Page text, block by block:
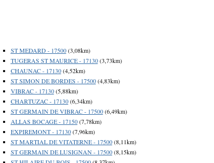
ST MEDARD - 17500(3,08km)
TUGERAS ST MAURICE - 17130(3,73km)
CHAUNAC - 17130(4,52km)
ST SIMON DE BORDES - 17500(4,83km)
VIBRAC - 17130(5,88km)
CHARTUZAC - 17130(6,34km)
ST GERMAIN DE VIBRAC - 17500(6,49km)
ALLAS BOCAGE - 17150(7,78km)
EXPIREMONT - 17130(7,96km)
ST MARTIAL DE VITATERNE - 17500(8,11km)
ST GERMAIN DE LUSIGNAN - 17500(8,15km)